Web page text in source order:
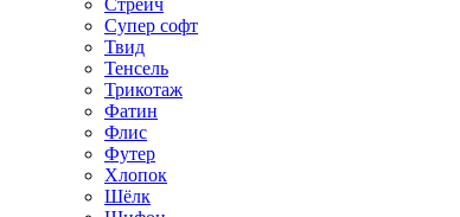
Стрейч
Супер софт
Твид
Тенсель
Трикотаж
Фатин
Флис
Футер
Хлопок
Шёлк